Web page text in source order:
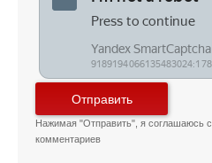
Отправить
Нажимая "Отправить", я соглашаюсь с
комментариев